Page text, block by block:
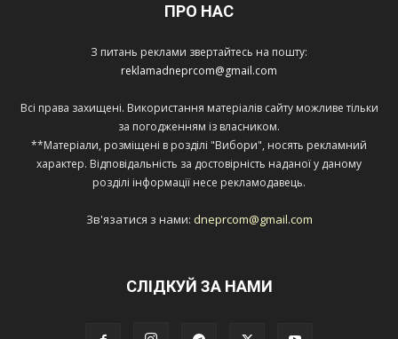
ПРО НАС
З питань реклами звертайтесь на пошту:
reklamadneprcom@gmail.com
Всі права захищені. Використання матеріалів сайту можливе тільки
за погодженням із власником.
**Матеріали, розміщені в розділі "Вибори", носять рекламний
характер. Відповідальність за достовірність наданої у даному
розділі інформації несе рекламодавець.
Зв'язатися з нами: dneprcom@gmail.com
СЛІДКУЙ ЗА НАМИ